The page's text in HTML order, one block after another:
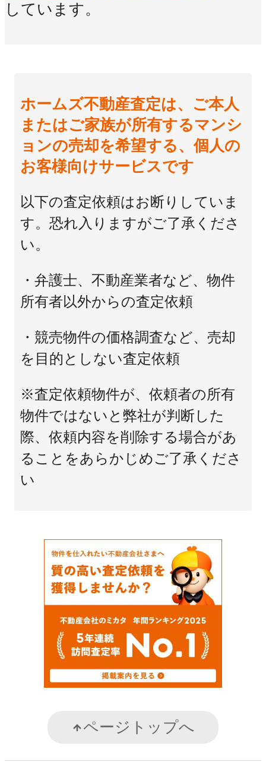
しています。
ホームズ不動産査定は、ご本人
またはご家族が所有するマンシ
ョンの売却を希望する、個人の
お客様向けサービスです
以下の査定依頼はお断りしていま
す。恐れ入りますがご了承くださ
い。
・弁護士、不動産業者など、物件
所有者以外からの査定依頼
・競売物件の価格調査など、売却
を目的としない査定依頼
※査定依頼物件が、依頼者の所有
物件ではないと弊社が判断した
際、依頼内容を削除する場合があ
ることをあらかじめご了承くださ
い
ページトップへ